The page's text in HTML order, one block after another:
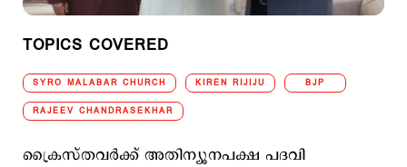
TOPICS COVERED
SYRO MALABAR CHURCH KIREN RIJIJU BJP
RAJEEV CHANDRASEKHAR
ക്രൈസ്തവര്‍ക്ക് അതിന്യൂനപക്ഷ പദവി